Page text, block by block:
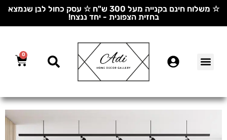
☆ משלוח חינם בקנייה מעל 300 ש"ח ☆ עסק כחול לבן שנמצא
בחזית הצפונית - יחד ננצח!
0